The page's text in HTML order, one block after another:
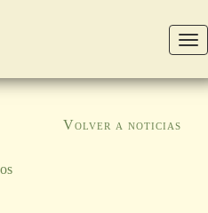
Volver a noticias